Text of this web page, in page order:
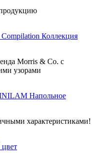
Коллекция
Morris & Co. с
узорами
Напольное
характеристиками!